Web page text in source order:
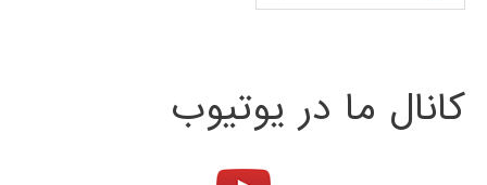
کانال ما در یوتیوب